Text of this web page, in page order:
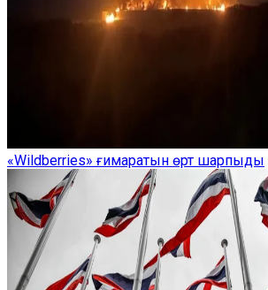
«Wildberries» ғимаратын өрт шарпыды